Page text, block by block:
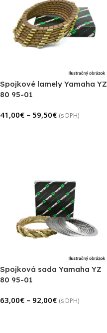
Spojkové lamely Yamaha YZ
80 95-01
41,00€ – 59,50€ (s DPH)
Spojková sada Yamaha YZ
80 95-01
63,00€ – 92,00€ (s DPH)